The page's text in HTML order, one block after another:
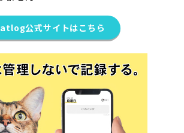
公式サイトはこちら